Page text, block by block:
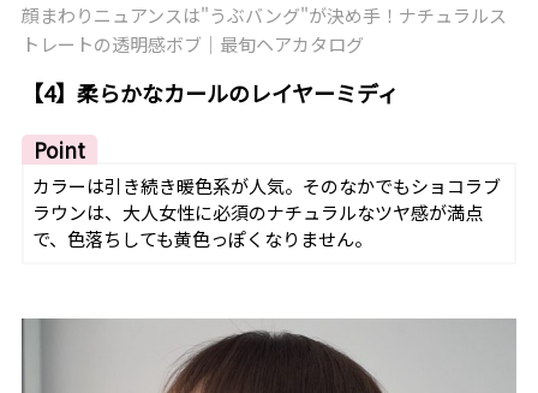
顔まわりニュアンスは"うぶバング"が決め手！ナチュラルス
トレートの透明感ボブ｜最旬ヘアカタログ
【4】柔らかなカールのレイヤーミディ
Point
カラーは引き続き暖色系が人気。そのなかでもショコラブ
ラウンは、大人女性に必須のナチュラルなツヤ感が満点
で、色落ちしても黄色っぽくなりません。